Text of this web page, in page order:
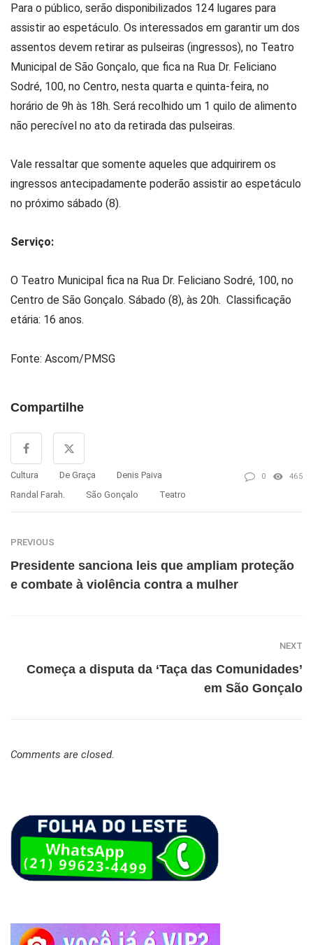
Para o público, serão disponibilizados 124 lugares para
assistir ao espetáculo. Os interessados em garantir um dos
assentos devem retirar as pulseiras (ingressos), no Teatro
Municipal de São Gonçalo, que fica na Rua Dr. Feliciano
Sodré, 100, no Centro, nesta quarta e quinta-feira, no
horário de 9h às 18h. Será recolhido um 1 quilo de alimento
não perecível no ato da retirada das pulseiras.
Vale ressaltar que somente aqueles que adquirirem os
ingressos antecipadamente poderão assistir ao espetáculo
no próximo sábado (8).
Serviço:
O Teatro Municipal fica na Rua Dr. Feliciano Sodré, 100, no
Centro de São Gonçalo. Sábado (8), às 20h. Classificação
etária: 16 anos.
Fonte: Ascom/PMSG
Compartilhe
Cultura De Graça
Denis Paiva
Randal Farah.
São Gonçalo Teatro
0 465
PREVIOUS
Presidente sanciona leis que ampliam proteção
e combate à violência contra a mulher
NEXT
Começa a disputa da ‘Taça das Comunidades’
em São Gonçalo
Comments are closed.